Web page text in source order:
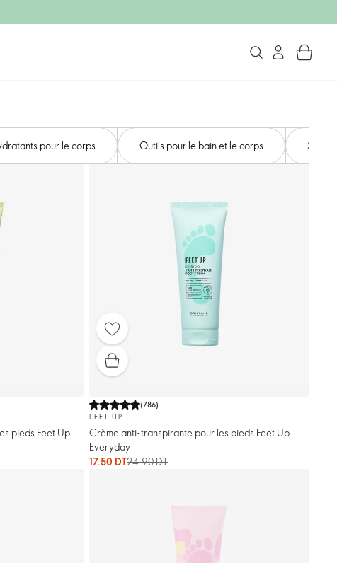
pour le corps Outils pour le bain et le corps Soins
pieds Feet Up
(786)
FEET UP
Crème anti-transpirante pour les pieds Feet Up
Everyday
17.50 DT24.90 DT